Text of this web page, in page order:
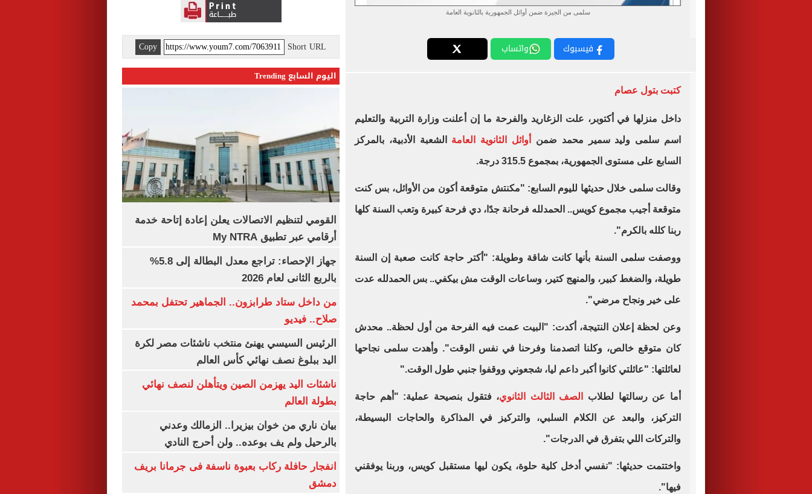
سلمى من الجيزة ضمن أوائل الجمهورية بالثانوية العامة
فيسبوك واتساب
كتبت بتول عصام
داخل منزلها في أكتوبر، علت الزغاريد والفرحة ما إن أعلنت وزارة التربية والتعليم
اسم سلمى وليد سمير محمد ضمن أوائل الثانوية العامة الشعبة الأدبية، بالمركز
السابع على مستوى الجمهورية، بمجموع 315.5 درجة.
وقالت سلمى خلال حديثها لليوم السابع: "مكنتش متوقعة أكون من الأوائل، بس كنت
متوقعة أجيب مجموع كويس.. الحمدلله فرحانة جدًا، دي فرحة كبيرة وتعب السنة كلها
ربنا كلله بالكرم".
ووصفت سلمى السنة بأنها كانت شاقة وطويلة: "أكتر حاجة كانت صعبة إن السنة
طويلة، والضغط كبير، والمنهج كتير، وساعات الوقت مش بيكفي.. بس الحمدلله عدت
على خير ونجاح مرضي".
وعن لحظة إعلان النتيجة، أكدت: "البيت عمت فيه الفرحة من أول لحظة.. محدش
كان متوقع خالص، وكلنا اتصدمنا وفرحنا في نفس الوقت". وأهدت سلمى نجاحها
لعائلتها: "عائلتي كانوا أكبر داعم ليا، شجعوني ووقفوا جنبي طول الوقت."
أما عن رسالتها لطلاب الصف الثالث الثانوي، فتقول بنصيحة عملية: "أهم حاجة
التركيز، والبعد عن الكلام السلبي، والتركيز في المذاكرة والحاجات البسيطة،
والتركات اللي بتفرق في الدرجات".
واختتمت حديثها: "نفسي أدخل كلية حلوة، يكون ليها مستقبل كويس، وربنا يوفقني
فيها".
Short URL
Copy
اليوم السابع Trending
القومي لتنظيم الاتصالات يعلن إعادة إتاحة خدمة
أرقامي عبر تطبيق My NTRA
جهاز الإحصاء: تراجع معدل البطالة إلى 5.8%
بالربع الثانى لعام 2026
من داخل ستاد طرابزون.. الجماهير تحتفل بمحمد
صلاح.. فيديو
الرئيس السيسي يهنئ منتخب ناشئات مصر لكرة
اليد ببلوغ نصف نهائي كأس العالم
ناشئات اليد يهزمن الصين ويتأهلن لنصف نهائي
بطولة العالم
بيان ناري من خوان بيزيرا.. الزمالك وعدني
بالرحيل ولم يف بوعده.. ولن أحرج النادي
انفجار حافلة ركاب بعبوة ناسفة فى جرمانا بريف
دمشق